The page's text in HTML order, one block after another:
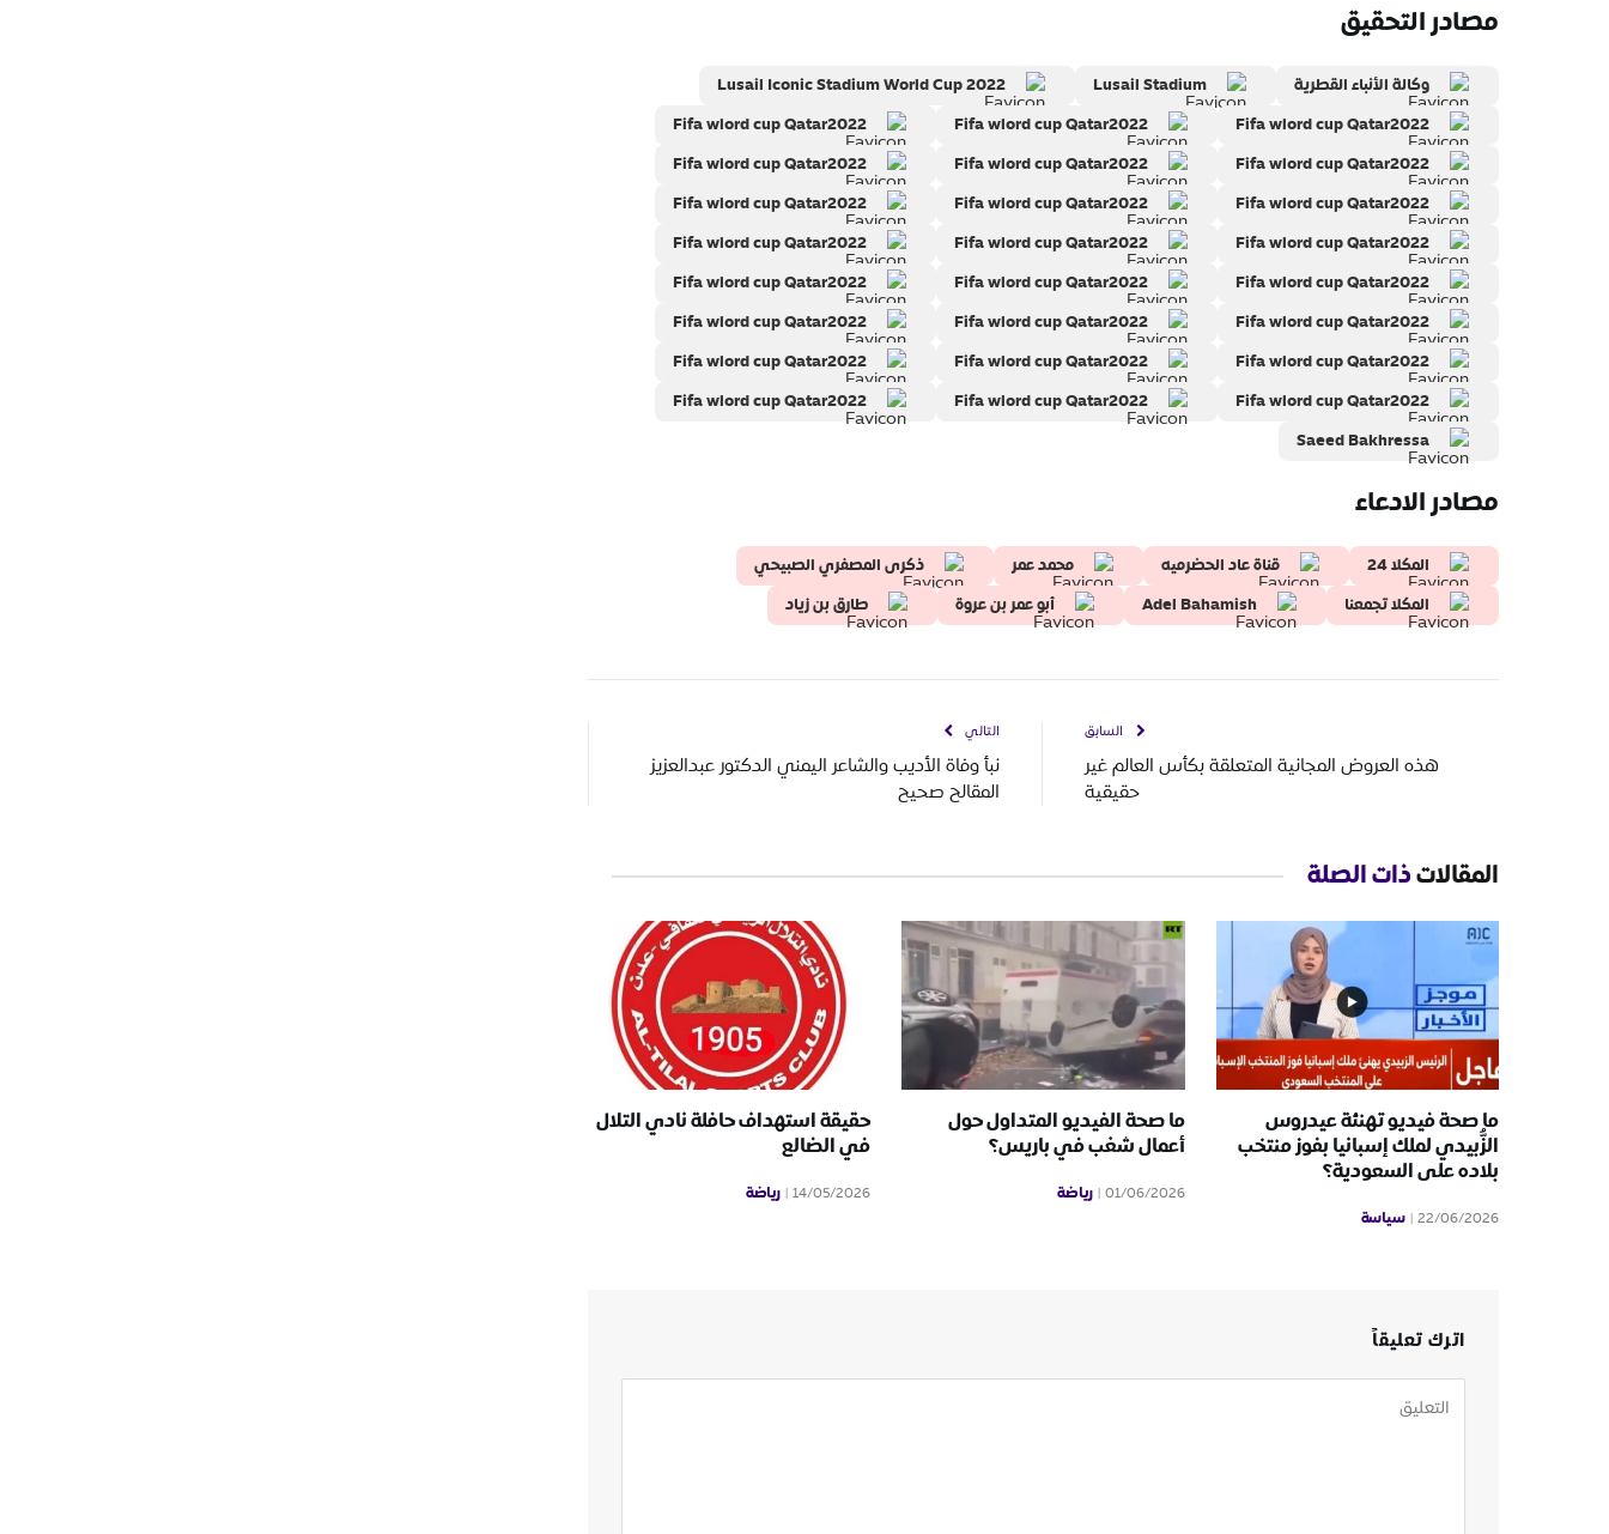
مصادر التحقيق
وكالة الأنباء القطرية Lusail Stadium
Lusail Iconic Stadium World Cup 2022
Fifa wlord cup Qatar2022
Fifa wlord cup Qatar2022
Fifa wlord cup Qatar2022
Fifa wlord cup Qatar2022
Fifa wlord cup Qatar2022
Fifa wlord cup Qatar2022
Fifa wlord cup Qatar2022
Fifa wlord cup Qatar2022
Fifa wlord cup Qatar2022
Fifa wlord cup Qatar2022
Fifa wlord cup Qatar2022
Fifa wlord cup Qatar2022
Fifa wlord cup Qatar2022
Fifa wlord cup Qatar2022
Fifa wlord cup Qatar2022
Fifa wlord cup Qatar2022
Fifa wlord cup Qatar2022
Fifa wlord cup Qatar2022
Fifa wlord cup Qatar2022
Fifa wlord cup Qatar2022
Fifa wlord cup Qatar2022
Fifa wlord cup Qatar2022
Fifa wlord cup Qatar2022
Fifa wlord cup Qatar2022
Saeed Bakhressa
مصادر الادعاء
المكلا 24 قناة عاد الحضرميه محمد عمر
ذكرى المصفري الصبيحي
المكلا تجمعنا
Adel Bahamish أبو عمر بن عروة طارق بن زياد
السابق
هذه العروض المجانية المتعلقة بكأس العالم غير
حقيقية
التالي
نبأ وفاة الأديب والشاعر اليمني الدكتور عبدالعزيز
المقالح صحيح
المقالاتذات الصلة
ما صحة فيديو تهنئة عيدروس
الزُّبيدي لملك إسبانيا بفوز منتخب
بلاده على السعودية؟
22/06/2026 سياسة
ما صحة الفيديو المتداول حول
أعمال شغب في باريس؟
01/06/2026 رياضة
حقيقة استهداف حافلة نادي التلال
في الضالع
14/05/2026 رياضة
اترك تعليقاً